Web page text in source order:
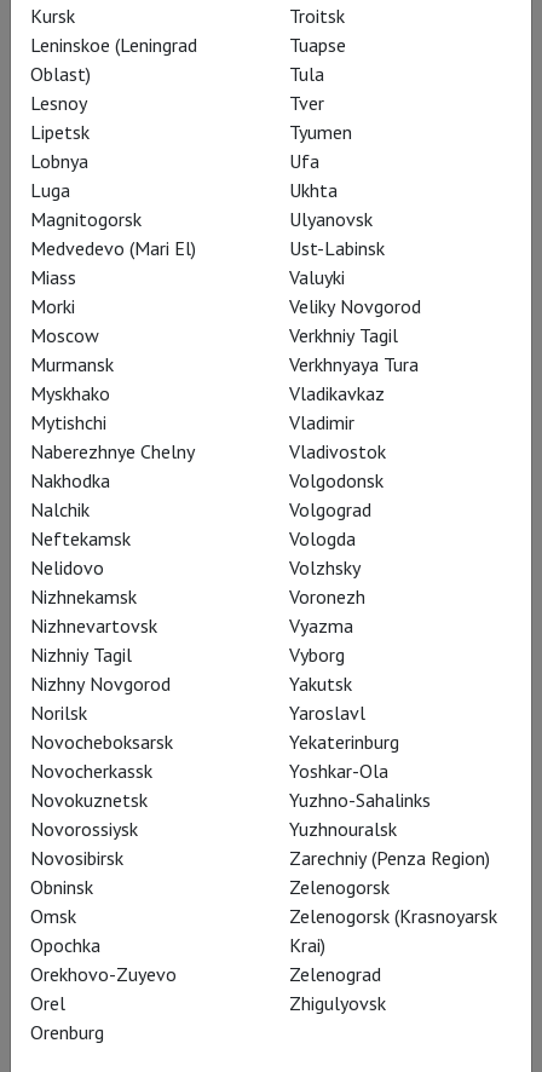
Знаменитые «проблемные» пьесы
Барда – «Все хорошо, что хорошо
кончается», «Мера за меру», «Троил и
Крессида» – стали таковыми лишь
когда исследователи спасовали
перед их радикально свободной
жанровой структурой, которую они
не смогли засунуть в прокрустовы
шаблоны "comedies", "histories" и
"tragedies".
На самом деле, «Троил и
Крессида» – это и
"комедия", и "история", и
"трагедия"; все вместе,
всё сразу и ничего из
этого.
В «Первом фолио» 1623 года –
единственном «авторском» издании
шекспировского канона – пьеса была
концептуально «вброшена» промеж
трагедий и хроник отдельной
вкладкой, отпечатанной на
ненумерованных страницах. В
развернутом предисловии,
озаглавленном совсем уж эзотерично
– "
Kursk
Leninskoe (Leningrad
Oblast)
Lesnoy
Lipetsk
Lobnya
Luga
Magnitogorsk
Medvedevo (Mari El)
Miass
Morki
Moscow
Murmansk
Myskhako
Mytishchi
Naberezhnye Chelny
Nakhodka
Nalchik
Neftekamsk
Nelidovo
Nizhnekamsk
Nizhnevartovsk
Nizhniy Tagil
Nizhny Novgorod
Norilsk
Novocheboksarsk
Novocherkassk
Novokuznetsk
Novorossiysk
Novosibirsk
Obninsk
Omsk
Opochka
Orekhovo-Zuyevo
Orel
Orenburg
Troitsk
Tuapse
Tula
Tver
Tyumen
Ufa
Ukhta
Ulyanovsk
Ust-Labinsk
Valuyki
Veliky Novgorod
Verkhniy Tagil
Verkhnyaya Tura
Vladikavkaz
Vladimir
Vladivostok
Volgodonsk
Volgograd
Vologda
Volzhsky
Voronezh
Vyazma
Vyborg
Yakutsk
Yaroslavl
Yekaterinburg
Yoshkar-Ola
Yuzhno-Sahalinks
Yuzhnouralsk
Zarechniy (Penza Region)
Zelenogorsk
Zelenogorsk (Krasnoyarsk
Krai)
Zelenograd
Zhigulyovsk